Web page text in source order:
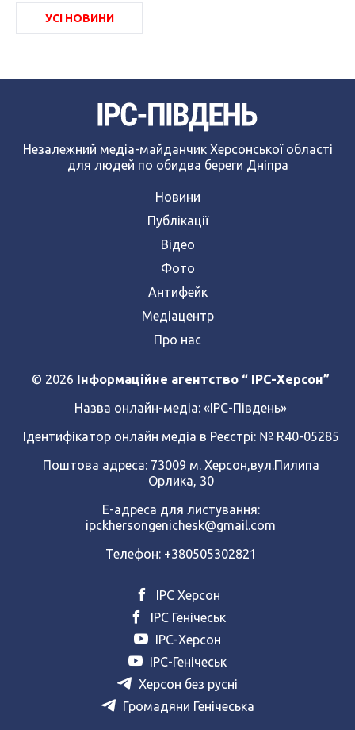
УСІ НОВИНИ
Незалежний медіа-майданчик Херсонської області
для людей по обидва береги Дніпра
Новини
Публікації
Відео
Фото
Антифейк
Медіацентр
Про нас
© 2026 Інформаційне агентство “ IPC-Херсон”
Назва онлайн-медіа: «ІРС-Південь»
Ідентифікатор онлайн медіа в Реєстрі: № R40-05285
Поштова адреса: 73009 м. Херсон,вул.Пилипа
Орлика, 30
Е-адреса для листування:
ipckhersongenichesk@gmail.com
Телефон: +380505302821
ІРС Херсон
ІРС Генічеськ
ІРС-Херсон
ІРС-Генічеськ
Херсон без русні
Громадяни Генічеська